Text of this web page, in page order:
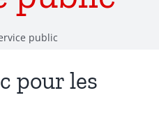
public
pour les